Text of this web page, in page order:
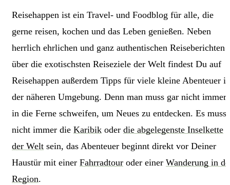
Reisehappen ist ein Travel- und Foodblog für alle, die
gerne reisen, kochen und das Leben genießen. Neben
herrlich ehrlichen und ganz authentischen Reiseberichten
über die exotischsten Reiseziele der Welt findest Du auf
Reisehappen außerdem Tipps für viele kleine Abenteuer in
der näheren Umgebung. Denn man muss gar nicht immer
in die Ferne schweifen, um Neues zu entdecken. Es muss
nicht immer die Karibik oder die abgelegenste Inselkette
der Welt sein, das Abenteuer beginnt direkt vor Deiner
Haustür mit einer Fahrradtour oder einer Wanderung in
Region.